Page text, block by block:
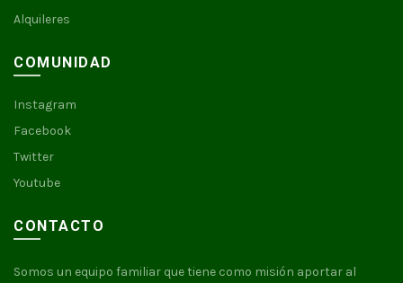
Alquileres
COMUNIDAD
Instagram
Facebook
Twitter
Youtube
CONTACTO
Somos un equipo familiar que tiene como misión aportar al